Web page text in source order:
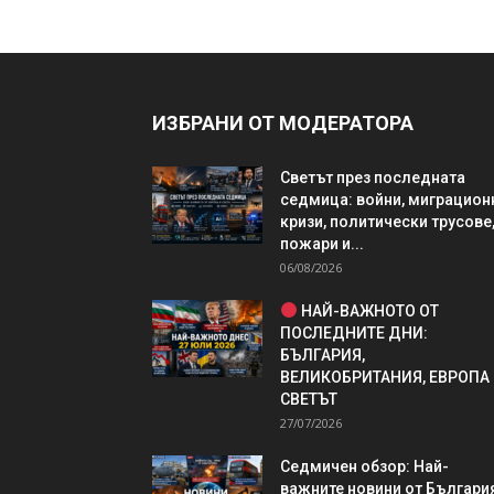
ИЗБРАНИ ОТ МОДЕРАТОРА
Светът през последната
седмица: войни,
кризи, политически трусове,
пожари и...
06/08/2026
НАЙ-ВАЖНОТО ОТ
ПОСЛЕДНИТЕ ДНИ:
БЪЛГАРИЯ,
ВЕЛИКОБРИТАНИЯ, ЕВРОПА
СВЕТЪТ
27/07/2026
Седмичен обзор: Най-
важните новини от